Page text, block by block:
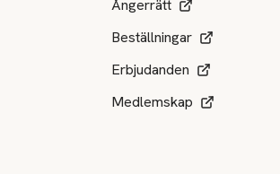
Ångerrätt
Beställningar
Erbjudanden
Medlemskap